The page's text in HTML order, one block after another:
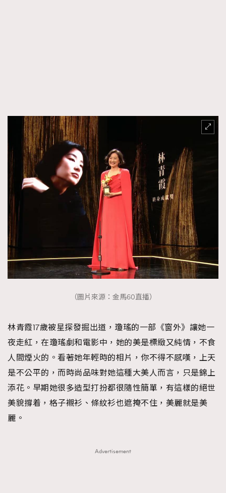
（圖片來源：金馬60直播）
林青霞17歲被星探發掘出道，瓊瑤的一部《窗外》讓她一
夜走紅，在瓊瑤劇和電影中，她的美是標緻又純情，不食
人間煙火的。看著她年輕時的相片，你不得不感嘆，上天
是不公平的，而時尚品味對她這種大美人而言，只是錦上
添花。早期她很多造型打扮都很隨性簡單，有這樣的絕世
美貌撐着，格子襯衫、條紋衫也遮掩不住，美麗就是美
麗。
Advertisement